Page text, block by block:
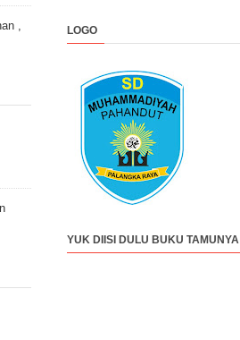
,
LOGO
YUK DIISI DULU BUKU TAMUNYA